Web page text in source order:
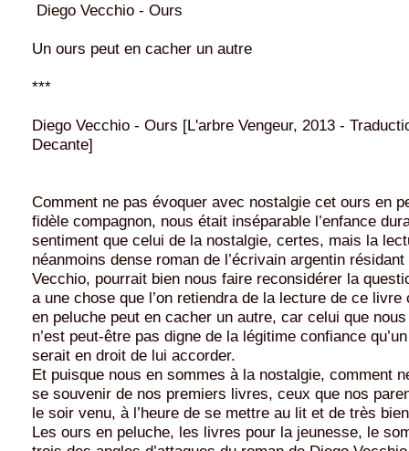
Diego Vecchio - Ours
Un ours peut en cacher un autre
***
Diego Vecchio - Ours [L'arbre Vengeur, 2013 -
Decante]
Comment ne pas évoquer avec nostalgie cet ours en
fidèle compagnon, nous était inséparable l’enfance
sentiment que celui de la nostalgie, certes, mais la
néanmoins dense roman de l’écrivain argentin
Vecchio, pourrait bien nous faire reconsidérer la
a une chose que l’on retiendra de la lecture de ce livre
en peluche peut en cacher un autre, car celui que
n’est peut-être pas digne de la légitime confiance
serait en droit de lui accorder.
Et puisque nous en sommes à la nostalgie, comment
se souvenir de nos premiers livres, ceux que nos
le soir venu, à l’heure de se mettre au lit et de très
Les ours en peluche, les livres pour la jeunesse, le